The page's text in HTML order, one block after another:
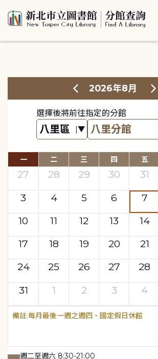
2026年8月
選擇後將前往指定的分館
一 二 三 四 五
27 28 29 30 31
3
4 5 6 7
10
11 12 13 14
17
18 19 20 21
24
25 26 27 28
31
1 2 3 4
每月最後一週之週四、國定假日休館
週二至週六 8:30-21:00